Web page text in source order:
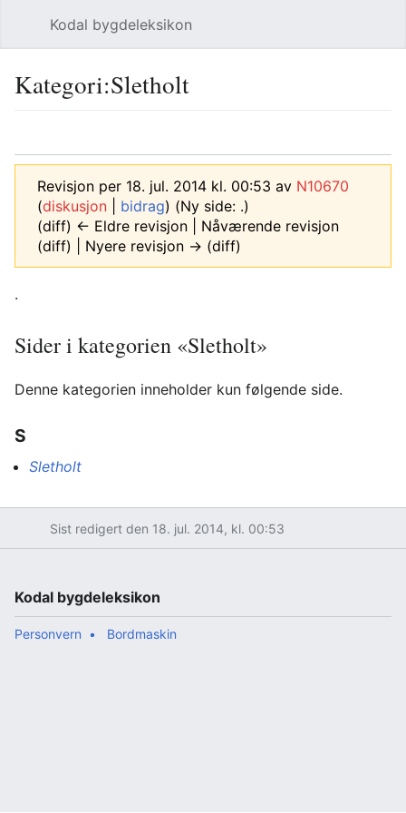
Kodal bygdeleksikon
Kategori:Sletholt
Revisjon per 18. jul. 2014 kl. 00:53 av N10670
(diskusjon bidrag) (Ny side: .)
(diff) ← Eldre revisjon | Nåværende revisjon
(diff) | Nyere revisjon → (diff)
.
Sider i kategorien «Sletholt»
Denne kategorien inneholder kun følgende side.
S
Sletholt
Sist redigert den 18. jul. 2014, kl. 00:53
Kodal bygdeleksikon
Personvern Bordmaskin